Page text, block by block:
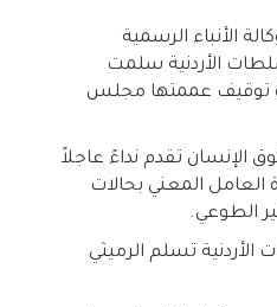
وكالة الأنباء الرسمية
الأردنية سلمت
توقيف عممتها مجلس
منّا لحقوق الإنسان تقدم نداءً عاجلاً
العامل المعني بحالات
الطوعي.
السلطات الأردنية تسلم الرميثي